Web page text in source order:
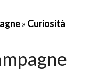
» Curiosità